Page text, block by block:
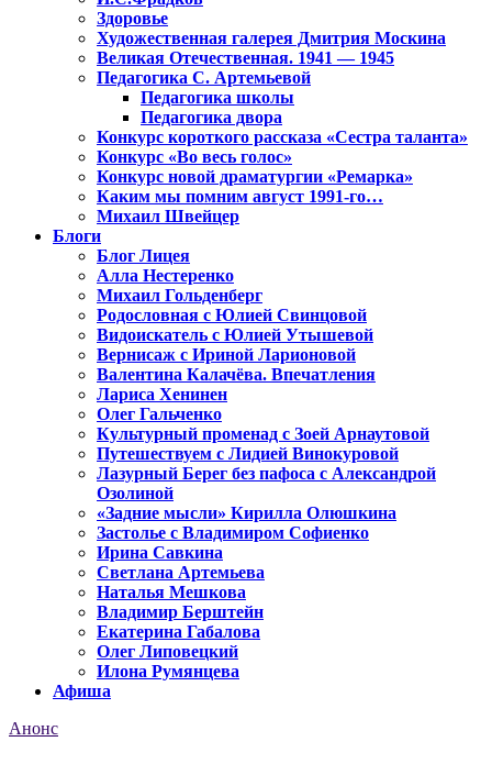
Здоровье
Художественная галерея Дмитрия Москина
Великая Отечественная. 1941 — 1945
Педагогика С. Артемьевой
Педагогика школы
Педагогика двора
Конкурс короткого рассказа «Сестра таланта»
Конкурс «Во весь голос»
Конкурс новой драматургии «Ремарка»
Каким мы помним август 1991-го…
Михаил Швейцер
Блоги
Блог Лицея
Алла Нестеренко
Михаил Гольденберг
Родословная с Юлией Свинцовой
Видоискатель с Юлией Утышевой
Вернисаж с Ириной Ларионовой
Валентина Калачёва. Впечатления
Лариса Хенинен
Олег Гальченко
Культурный променад с Зоей Арнаутовой
Путешествуем с Лидией Винокуровой
Лазурный Берег без пафоса с Александрой
Озолиной
«Задние мысли» Кирилла Олюшкина
Застолье с Владимиром Софиенко
Ирина Савкина
Светлана Артемьева
Наталья Мешкова
Владимир Берштейн
Екатерина Габалова
Олег Липовецкий
Илона Румянцева
Афиша
Анонс